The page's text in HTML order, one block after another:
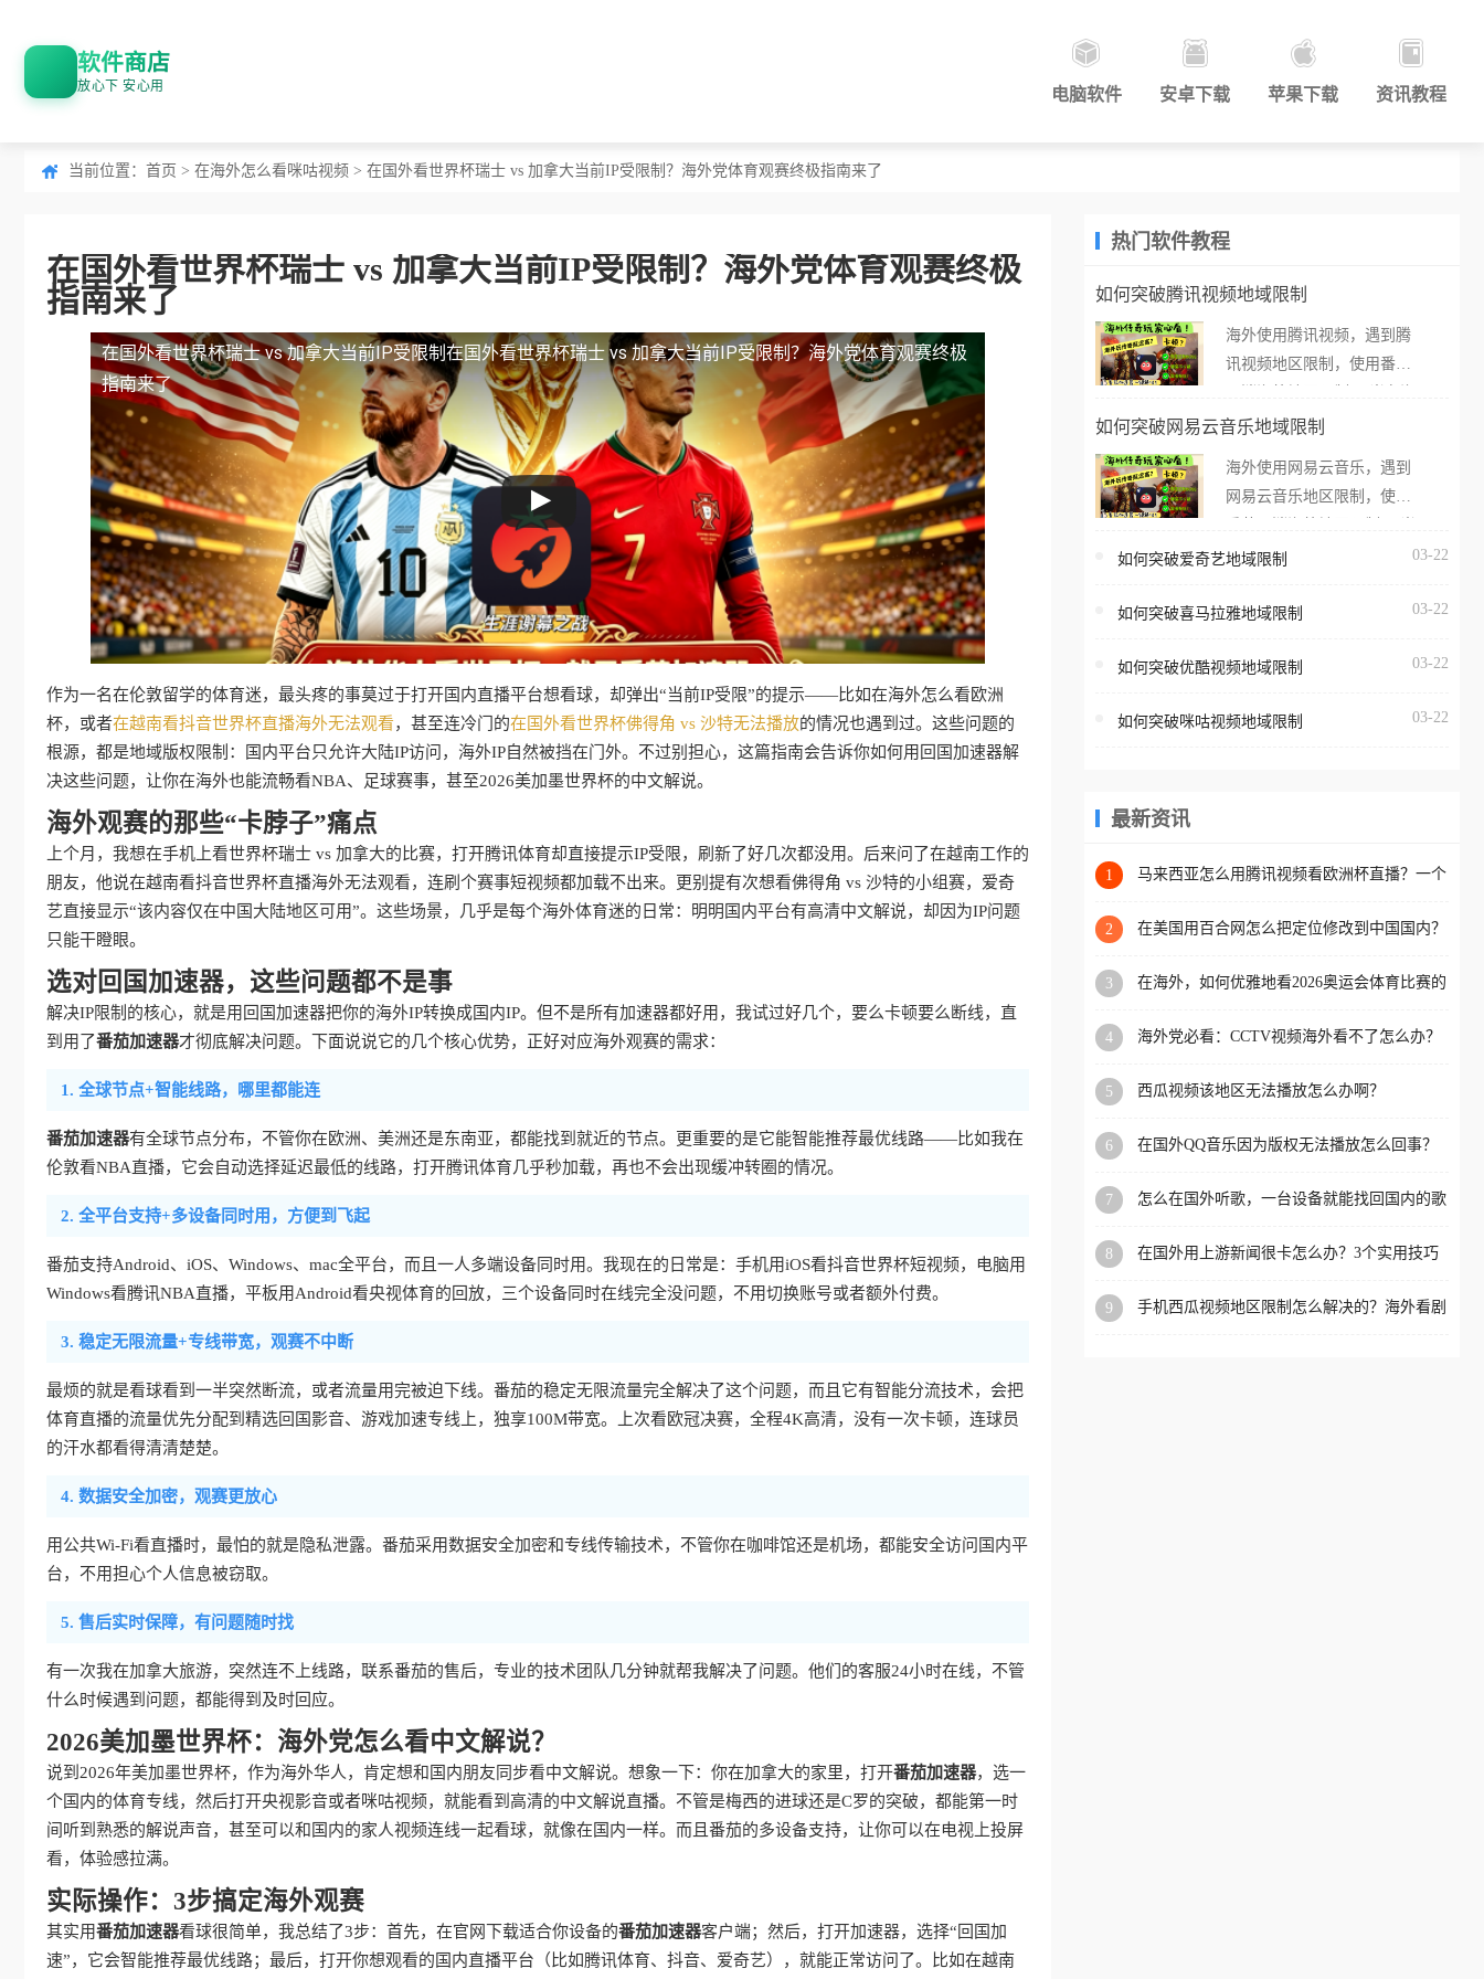
软件商店
放心下 安心用 电脑软件 安卓下载 苹果下载 资讯教程
当前位置： 首页 > 在海外怎么看咪咕视频 > 在国外看世界杯瑞士 vs 加拿大当前IP受限制？海外党体育观赛终极指南来了
在国外看世界杯瑞士 vs 加拿大当前IP受限制？海外党体育观赛终极
指南来了
在国外看世界杯瑞士 vs 加拿大当前IP受限制 在国外看世界杯瑞士 vs 加拿大当前IP受限制？海外党体育观赛终极
指南来了
作为一名在伦敦留学的体育迷，最头疼的事莫过于打开国内直播平台想看球，却弹出“当前IP受限”的提示——比如在海外怎么看欧洲
杯，或者在越南看抖音世界杯直播海外无法观看，甚至连冷门的在国外看世界杯佛得角 vs 沙特无法播放的情况也遇到过。这些问题的
根源，都是地域版权限制：国内平台只允许大陆IP访问，海外IP自然被挡在门外。不过别担心，这篇指南会告诉你如何用回国加速器解
决这些问题，让你在海外也能流畅看NBA、足球赛事，甚至2026美加墨世界杯的中文解说。
海外观赛的那些“卡脖子”痛点
上个月，我想在手机上看世界杯瑞士 vs 加拿大的比赛，打开腾讯体育却直接提示IP受限，刷新了好几次都没用。后来问了在越南工作的
朋友，他说在越南看抖音世界杯直播海外无法观看，连刷个赛事短视频都加载不出来。更别提有次想看佛得角 vs 沙特的小组赛，爱奇
艺直接显示“该内容仅在中国大陆地区可用”。这些场景，几乎是每个海外体育迷的日常：明明国内平台有高清中文解说，却因为IP问题
只能干瞪眼。
选对回国加速器，这些问题都不是事
解决IP限制的核心，就是用回国加速器把你的海外IP转换成国内IP。但不是所有加速器都好用，我试过好几个，要么卡顿要么断线，直
到用了番茄加速器才彻底解决问题。下面说说它的几个核心优势，正好对应海外观赛的需求：
1. 全球节点+智能线路，哪里都能连
番茄加速器有全球节点分布，不管你在欧洲、美洲还是东南亚，都能找到就近的节点。更重要的是它能智能推荐最优线路——比如我在
伦敦看NBA直播，它会自动选择延迟最低的线路，打开腾讯体育几乎秒加载，再也不会出现缓冲转圈的情况。
2. 全平台支持+多设备同时用，方便到飞起
番茄支持Android、iOS、Windows、mac全平台，而且一人多端设备同时用。我现在的日常是：手机用iOS看抖音世界杯短视频，电脑用
Windows看腾讯NBA直播，平板用Android看央视体育的回放，三个设备同时在线完全没问题，不用切换账号或者额外付费。
3. 稳定无限流量+专线带宽，观赛不中断
最烦的就是看球看到一半突然断流，或者流量用完被迫下线。番茄的稳定无限流量完全解决了这个问题，而且它有智能分流技术，会把
体育直播的流量优先分配到精选回国影音、游戏加速专线上，独享100M带宽。上次看欧冠决赛，全程4K高清，没有一次卡顿，连球员
的汗水都看得清清楚楚。
4. 数据安全加密，观赛更放心
用公共Wi-Fi看直播时，最怕的就是隐私泄露。番茄采用数据安全加密和专线传输技术，不管你在咖啡馆还是机场，都能安全访问国内平
台，不用担心个人信息被窃取。
5. 售后实时保障，有问题随时找
有一次我在加拿大旅游，突然连不上线路，联系番茄的售后，专业的技术团队几分钟就帮我解决了问题。他们的客服24小时在线，不管
什么时候遇到问题，都能得到及时回应。
2026美加墨世界杯：海外党怎么看中文解说？
说到2026年美加墨世界杯，作为海外华人，肯定想和国内朋友同步看中文解说。想象一下：你在加拿大的家里，打开番茄加速器，选一
个国内的体育专线，然后打开央视影音或者咪咕视频，就能看到高清的中文解说直播。不管是梅西的进球还是C罗的突破，都能第一时
间听到熟悉的解说声音，甚至可以和国内的家人视频连线一起看球，就像在国内一样。而且番茄的多设备支持，让你可以在电视上投屏
看，体验感拉满。
实际操作：3步搞定海外观赛
其实用番茄加速器看球很简单，我总结了3步：首先，在官网下载适合你设备的番茄加速器客户端；然后，打开加速器，选择“回国加
速”，它会智能推荐最优线路；最后，打开你想观看的国内直播平台（比如腾讯体育、抖音、爱奇艺），就能正常访问了。比如在越南
热门软件教程
如何突破腾讯视频地域限制
海外使用腾讯视频，遇到腾
讯视频地区限制，使用番茄
外打开腾讯视频，却突然弹
地区无法播放”的提示语。
海外用户如香港、澳门、台
亚、欧洲等国家和地区时，
台一样，出现地区及版权限
地区播放。 遇到这个问题的
区工作、留学、定居等，都
权限制所困扰。
如何突破网易云音乐地域限制
海外使用网易云音乐，遇到
网易云音乐地区限制，使用
在海外打开网易云音乐，却
所在的地区无法播放”的提示
门、台湾、美国、加拿大、
区时，网易云音乐也会像其
回国加速器，即可解决「海
版权限制」的问题，无论人
国、加拿大、澳大利亚、欧
学、定居等，都可以使用，
扰。
如何突破爱奇艺地域限制 03-22
如何突破喜马拉雅地域限制 03-22
如何突破优酷视频地域限制 03-22
如何突破咪咕视频地域限制 03-22
最新资讯
1
马来西亚怎么用腾讯视频看欧洲杯直播？一个
2
在美国用百合网怎么把定位修改到中国国内？
3
在海外，如何优雅地看2026奥运会体育比赛的
4
海外党必看：CCTV视频海外看不了怎么办？
5 西瓜视频该地区无法播放怎么办啊？
6
在国外QQ音乐因为版权无法播放怎么回事？
7
怎么在国外听歌，一台设备就能找回国内的歌
8
在国外用上游新闻很卡怎么办？3个实用技巧
9
手机西瓜视频地区限制怎么解决的？海外看剧